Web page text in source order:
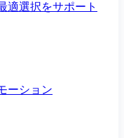
適選択をサポート
ーション